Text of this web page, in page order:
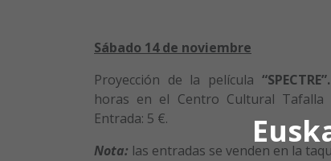
Sábado 14 de noviembre
Proyección de la película “SPECTRE”.
horas en el Centro Cultural Tafalla
Entrada: 5 €.
Nota: las entradas se venden en la